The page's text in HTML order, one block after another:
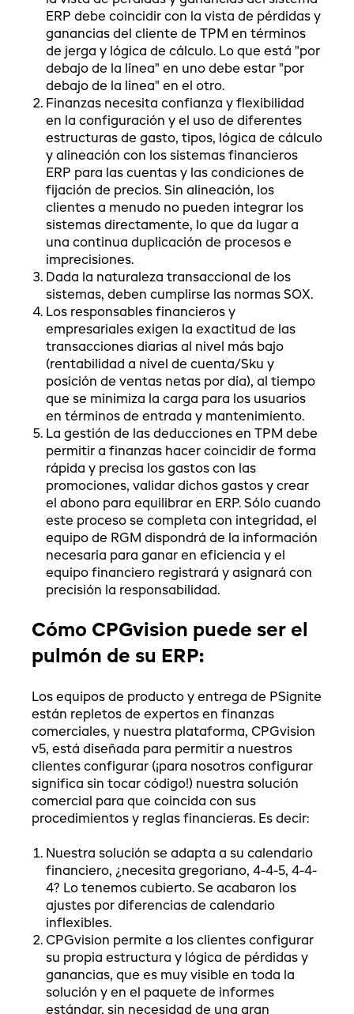
ERP debe coincidir con la vista de pérdidas y
ganancias del cliente de TPM en términos
de jerga y lógica de cálculo. Lo que está "por
debajo de la línea" en uno debe estar "por
debajo de la línea" en el otro.
Finanzas necesita confianza y flexibilidad
en la configuración y el uso de diferentes
estructuras de gasto, tipos, lógica de cálculo
y alineación con los sistemas financieros
ERP para las cuentas y las condiciones de
fijación de precios. Sin alineación, los
clientes a menudo no pueden integrar los
sistemas directamente, lo que da lugar a
una continua duplicación de procesos e
imprecisiones.
Dada la naturaleza transaccional de los
sistemas, deben cumplirse las normas SOX.
Los responsables financieros y
empresariales exigen la exactitud de las
transacciones diarias al nivel más bajo
(rentabilidad a nivel de cuenta/Sku y
posición de ventas netas por día), al tiempo
que se minimiza la carga para los usuarios
en términos de entrada y mantenimiento.
La gestión de las deducciones en TPM debe
permitir a finanzas hacer coincidir de forma
rápida y precisa los gastos con las
promociones, validar dichos gastos y crear
el abono para equilibrar en ERP. Sólo cuando
este proceso se completa con integridad, el
equipo de RGM dispondrá de la información
necesaria para ganar en eficiencia y el
equipo financiero registrará y asignará con
precisión la responsabilidad.
Cómo CPGvision puede ser el
pulmón de su ERP:
Los equipos de producto y entrega de PSignite
están repletos de expertos en finanzas
comerciales, y nuestra plataforma, CPGvision
v5, está diseñada para permitir a nuestros
clientes configurar (¡para nosotros configurar
significa sin tocar código!) nuestra solución
comercial para que coincida con sus
procedimientos y reglas financieras. Es decir:
Nuestra solución se adapta a su calendario
financiero, ¿necesita gregoriano, 4-4-5, 4-4-
4? Lo tenemos cubierto. Se acabaron los
ajustes por diferencias de calendario
inflexibles.
CPGvision permite a los clientes configurar
su propia estructura y lógica de pérdidas y
ganancias, que es muy visible en toda la
solución y en el paquete de informes
estándar, sin necesidad de una gran